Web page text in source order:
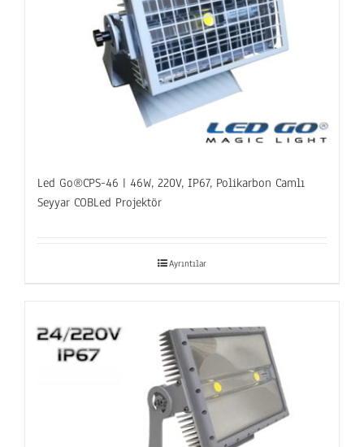
Led Go®CPS-46 | 46W, 220V, IP67, Polikarbon Camlı
Seyyar COBLed Projektör
Ayrıntılar